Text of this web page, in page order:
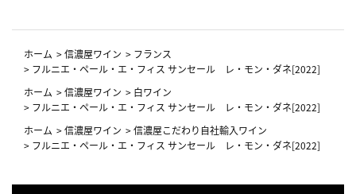
ホーム >信濃屋ワイン > フランス
> フルニエ・ペール・エ・フィス サンセール レ・モン・ダネ[2022]
ホーム >信濃屋ワイン > 白ワイン
> フルニエ・ペール・エ・フィス サンセール レ・モン・ダネ[2022]
ホーム >信濃屋ワイン >信濃屋こだわり自社輸入ワイン
> フルニエ・ペール・エ・フィス サンセール レ・モン・ダネ[2022]